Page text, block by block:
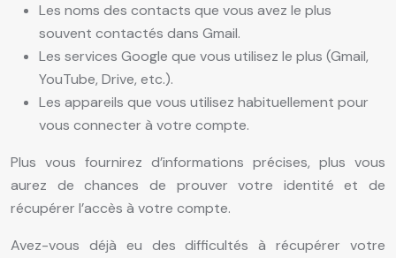
Les noms des contacts que vous avez le plus
souvent contactés dans Gmail.
Les services Google que vous utilisez le plus (Gmail,
YouTube, Drive, etc.).
Les appareils que vous utilisez habituellement pour
vous connecter à votre compte.
Plus vous fournirez d’informations précises, plus vous
aurez de chances de prouver votre identité et de
récupérer l’accès à votre compte.
Avez-vous déjà eu des difficultés à récupérer votre